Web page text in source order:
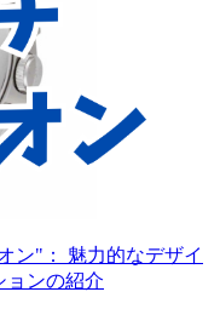
ン"： 魅力的なデザイ
ョンの紹介